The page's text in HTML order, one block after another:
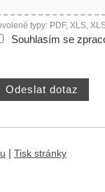
typy: PDF, XLS,
Souhlasím se
Tisk stránky